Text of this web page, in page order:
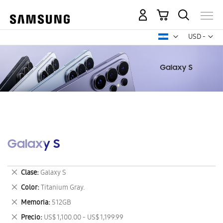
USD -
dólar
Mi carrito
Galaxy S
Clase Galaxy S
Eliminar
este
artículo
Color Titanium Gray.
Eliminar
este
artículo
Memoria 512GB
Eliminar
este
Precio US$ 1,100.00 - US$ 1,199.99
Eliminar